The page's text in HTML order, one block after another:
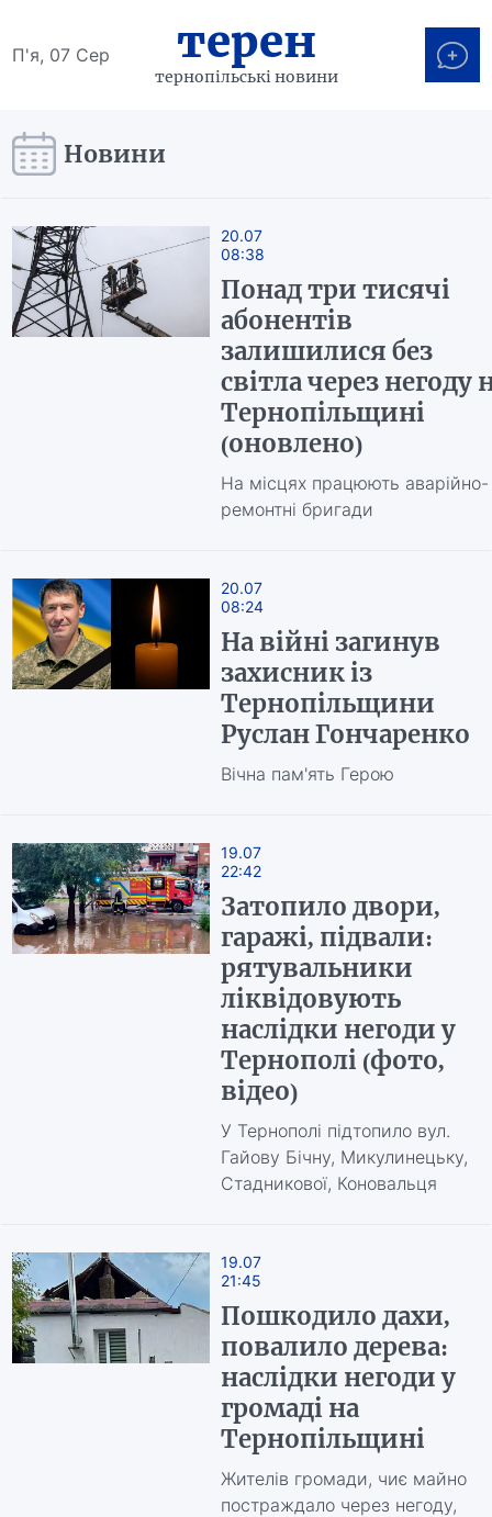
П'я, 07 Сер терен
тернопільські новини
Новини
20.07
08:38
Понад три тисячі
абонентів
залишилися без
світла через негоду
Тернопільщині
(оновлено)
На місцях працюють аварійно-
ремонтні бригади
20.07
08:24
На війні загинув
захисник із
Тернопільщини
Руслан Гончаренко
Вічна пам'ять Герою
19.07
22:42
Затопило двори,
гаражі, підвали:
рятувальники
ліквідовують
наслідки негоди у
Тернополі (фото,
відео)
У Тернополі підтопило вул.
Гайову Бічну, Микулинецьку,
Стадникової, Коновальця
19.07
21:45
Пошкодило дахи,
повалило дерева:
наслідки негоди у
громаді на
Тернопільщині
Жителів громади, чиє майно
постраждало через негоду,